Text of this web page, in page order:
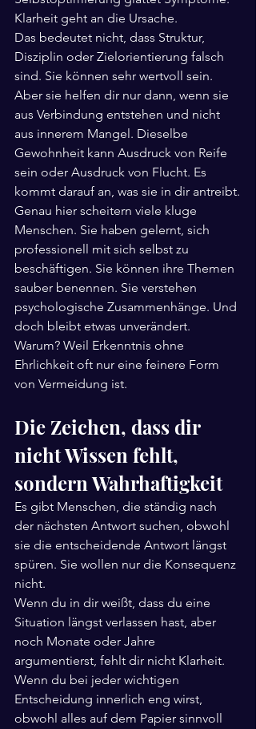
Klarheit geht an die Ursache.
Das bedeutet nicht, dass Struktur,
Disziplin oder Zielorientierung falsch
sind. Sie können sehr wertvoll sein.
Aber sie helfen dir nur dann, wenn sie
aus Verbindung entstehen und nicht
aus innerem Mangel. Dieselbe
Gewohnheit kann Ausdruck von Reife
sein oder Ausdruck von Flucht. Es
kommt darauf an, was sie in dir antreibt.
Genau hier scheitern viele kluge
Menschen. Sie haben gelernt, sich
professionell mit sich selbst zu
beschäftigen. Sie können ihre Themen
sauber benennen. Sie verstehen
psychologische Zusammenhänge. Und
doch bleibt etwas unverändert.
Warum? Weil Erkenntnis ohne
Ehrlichkeit oft nur eine feinere Form
von Vermeidung ist.
Die Zeichen, dass dir
nicht Wissen fehlt,
sondern Wahrhaftigkeit
Es gibt Menschen, die ständig nach
der nächsten Antwort suchen, obwohl
sie die entscheidende Antwort längst
spüren. Sie wollen nur die Konsequenz
nicht.
Wenn du in dir weißt, dass du eine
Situation längst verlassen hast, aber
noch Monate oder Jahre
argumentierst, fehlt dir nicht Klarheit.
Wenn du bei jeder wichtigen
Entscheidung innerlich eng wirst,
obwohl alles auf dem Papier sinnvoll